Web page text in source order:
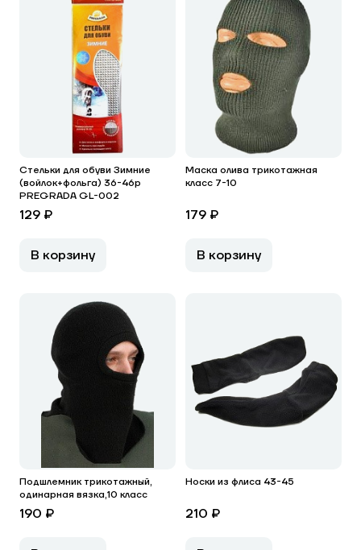
Стельки для обуви Зимние
(войлок+фольга) 36-46р
PREGRADA GL-002
129 ₽
В корзину
Маска олива трикотажная
класс 7-10
179 ₽
В корзину
Подшлемник трикотажный,
одинарная вязка,10 класс
190 ₽
Носки из флиса 43-45
210 ₽